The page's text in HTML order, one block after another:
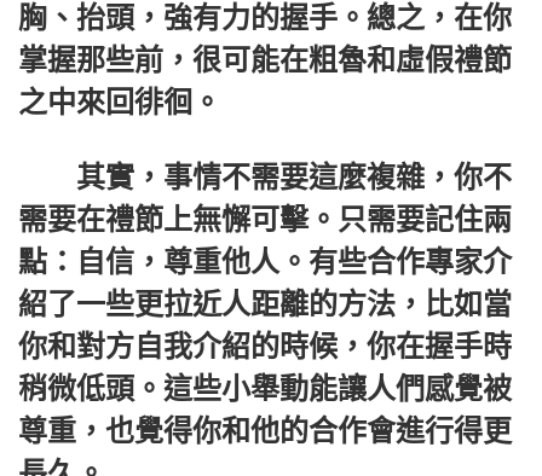
胸、抬頭，強有力的握手。總之，在你
掌握那些前，很可能在粗魯和虛假禮節
之中來回徘徊。
其實，事情不需要這麼複雜，你不
需要在禮節上無懈可擊。只需要記住兩
點：自信，尊重他人。有些合作專家介
紹了一些更拉近人距離的方法，比如當
你和對方自我介紹的時候，你在握手時
稍微低頭。這些小舉動能讓人們感覺被
尊重，也覺得你和他的合作會進行得更